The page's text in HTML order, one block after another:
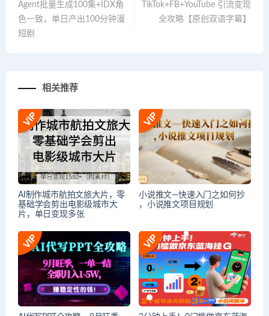
Agent批量生成100集+IDX角
色一致，单日产出100分钟漫
短剧
TikTok+FB+YouTube 引流变现
全攻略【原创双语字幕】
相关推荐
AI制作城市航拍文旅大片，零
基础学会剪出电影级城市大
片，单日变现多张
小说推文—快速入门之如何抄
，小说推文项目规划